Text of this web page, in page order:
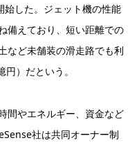
始した。ジェット機の性能
備えており、短い距離での
など未舗装の滑走路でも利
）だという。
間やエネルギー、資金など
社は共同オーナー制